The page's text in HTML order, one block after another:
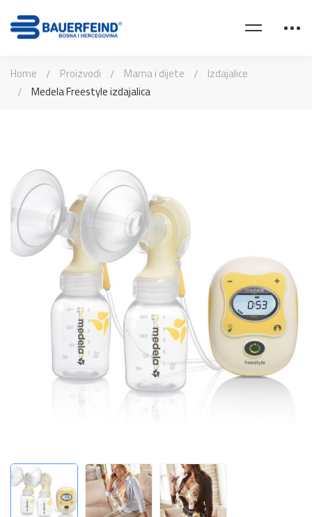
Home Proizvodi Mama i dijete
Izdajalice
Medela Freestyle izdajalica